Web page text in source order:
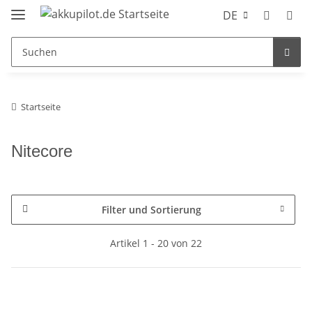
DE
Startseite
Nitecore
Filter und Sortierung
Artikel 1 - 20 von 22